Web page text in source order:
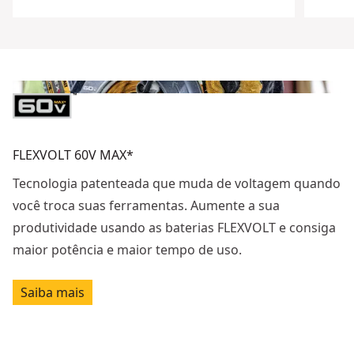
FLEXVOLT 60V MAX*
Tecnologia patenteada que muda de voltagem quando
você troca suas ferramentas. Aumente a sua
produtividade usando as baterias FLEXVOLT e consiga
maior potência e maior tempo de uso.
Saiba mais